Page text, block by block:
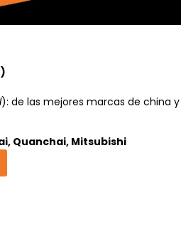
): de las mejores marcas de china y
Quanchai, Mitsubishi